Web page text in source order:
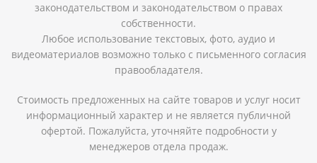
законодательством и законодательством о правах
собственности.
Любое использование текстовых, фото, аудио и
видеоматериалов возможно только с письменного согласия
правообладателя.
Стоимость предложенных на сайте товаров и услуг носит
информационный характер и не является публичной
офертой. Пожалуйста, уточняйте подробности у
менеджеров отдела продаж.